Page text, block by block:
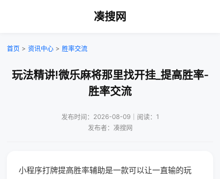
凑搜网
首页 > 资讯中心 > 胜率交流
玩法精讲!微乐麻将那里找开挂_提高胜率-
胜率交流
发布时间：2026-08-09｜阅读：1
发布者：凑搜网
小程序打牌提高胜率辅助是一款可以让一直输的玩